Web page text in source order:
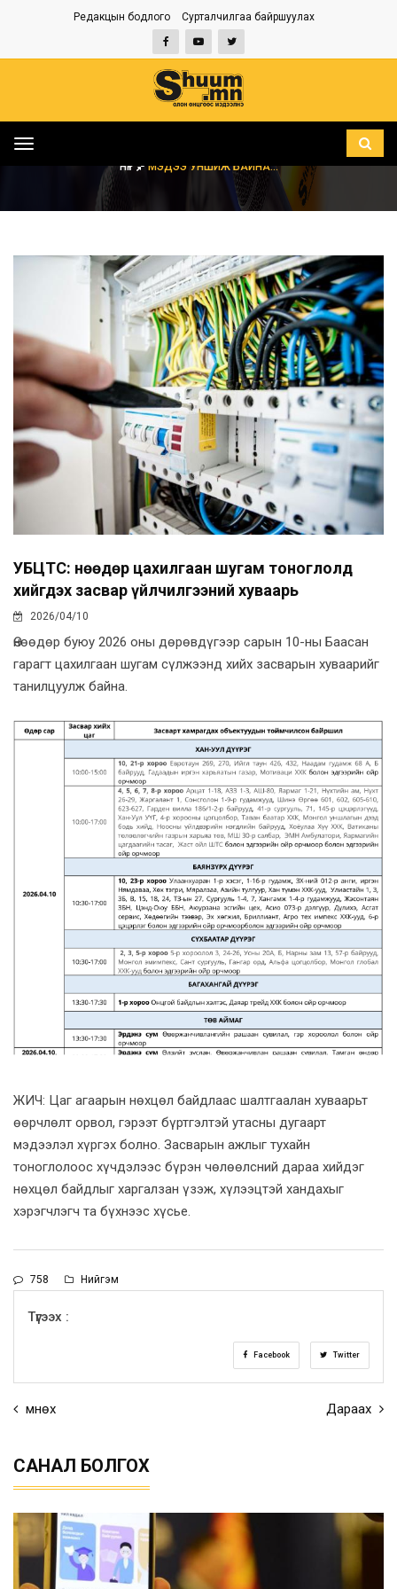
Редакцын бодлого Сурталчилгаа байршуулах
Toggle
НҮҮР МЭДЭЭ УНШИЖ БАЙНА...
УБЦТС: Өнөөдөр цахилгаан шугам тоноглолд
хийгдэх засвар үйлчилгээний хуваарь
2026/04/10
Өнөөдөр буюу 2026 оны дөрөвдүгээр сарын 10-ны Баасан
гарагт цахилгаан шугам сүлжээнд хийх засварын хуваарийг
танилцуулж байна.
ЖИЧ: Цаг агаарын нөхцөл байдлаас шалтгаалан хуваарьт
өөрчлөлт орвол, гэрээт бүртгэлтэй утасны дугаарт
мэдээлэл хүргэх болно. Засварын ажлыг тухайн
тоноглолоос хүчдэлээс бүрэн чөлөөлсний дараа хийдэг
нөхцөл байдлыг харгалзан үзэж, хүлээцтэй хандахыг
хэрэгчлэгч та бүхнээс хүсье.
758 Нийгэм
Түгээх :
Facebook Twitter
Өмнөх Дараах
САНАЛ БОЛГОХ